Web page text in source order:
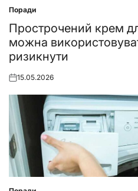
Posted
in
Поради
Прострочений крем
можна
ризикнути
Posted
15.05.2026